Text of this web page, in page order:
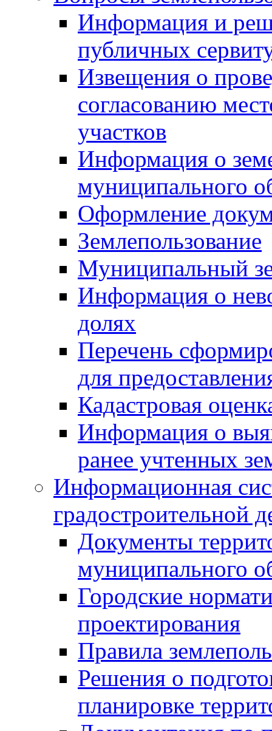
Информация и
публичных
Извещения о
согласованию
участков
Информация о
муниципального
Оформление
Землепользование
Муниципальный
Информация о
долях
Перечень
для
Кадастровая
Информация о
ранее учтенных
Информационная
градостроительной
Документы
муниципального
Городские
проектирования
Правила
Решения о
планировке